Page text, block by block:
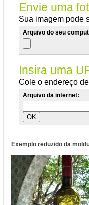
Envie uma
Sua imagem pode
Arquivo do seu
Insira uma
Cole o endereço
Arquivo da internet:
Exemplo reduzido da